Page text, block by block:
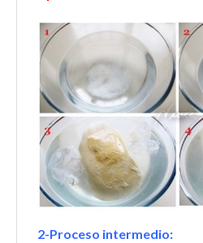
2-Proceso intermedio: